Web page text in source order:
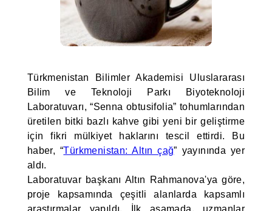
Türkmenistan Bilimler Akademisi Uluslararası
Bilim ve Teknoloji Parkı Biyoteknoloji
Laboratuvarı, “Senna obtusifolia” tohumlarından
üretilen bitki bazlı kahve gibi yeni bir geliştirme
için fikri mülkiyet haklarını tescil ettirdi. Bu
haber, “Türkmenistan: Altın çağ” yayınında yer
aldı.
Laboratuvar başkanı Altın Rahmanova'ya göre,
proje kapsamında çeşitli alanlarda kapsamlı
araştırmalar yapıldı. İlk aşamada, uzmanlar